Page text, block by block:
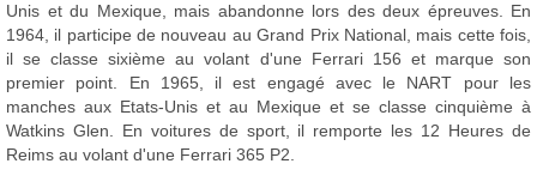
Unis et du Mexique, mais abandonne lors des deux épreuves. En
1964, il participe de nouveau au Grand Prix National, mais cette fois,
il se classe sixième au volant d'une Ferrari 156 et marque son
premier point. En 1965, il est engagé avec le NART pour les
manches aux Etats-Unis et au Mexique et se classe cinquième à
Watkins Glen. En voitures de sport, il remporte les 12 Heures de
Reims au volant d'une Ferrari 365 P2.